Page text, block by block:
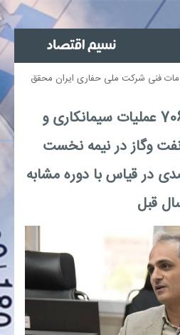
فنی شرکت ملی حفاری ایران محقق
انجام یک هزار و 706 عملیات سیمانکاری و
وگاز در نیمه نخست
/ رشد 13 درصدی در قیاس با دوره مشابه
قبل